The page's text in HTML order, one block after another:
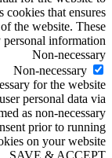
that ensures
the website. These
information.
Non-necessary
Non-necessary
for the website
personal data via
as non-necessary
prior to running
on your website.
SAVE & ACCEPT